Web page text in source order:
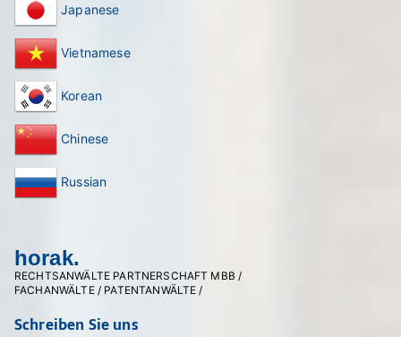
Japanese
Vietnamese
Korean
Chinese
Russian
horak.
RECHTSANWÄLTE PARTNERSCHAFT MBB /
FACHANWÄLTE / PATENTANWÄLTE /
Schreiben Sie uns